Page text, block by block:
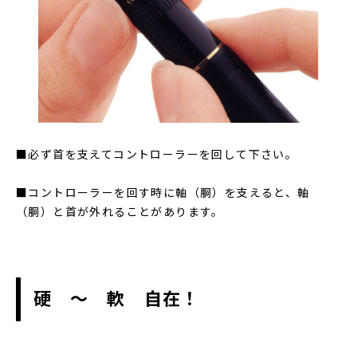
■必ず首を支えてコントローラーを回して下さい。
■コントローラーを回す時に軸（胴）を支えると、軸
（胴）と首が外れることがあります。
硬 ～ 軟 自在！